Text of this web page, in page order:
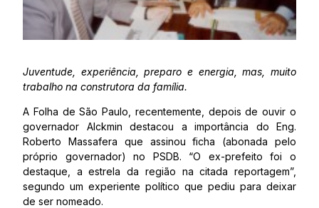
Juventude, experiência, preparo e energia, mas, muito
trabalho na construtora da família.
A Folha de São Paulo, recentemente, depois de ouvir o
governador Alckmin destacou a importância do Eng.
Roberto Massafera que assinou ficha (abonada pelo
próprio governador) no PSDB. “O ex-prefeito foi o
destaque, a estrela da região na citada reportagem”,
segundo um experiente político que pediu para deixar
de ser nomeado.